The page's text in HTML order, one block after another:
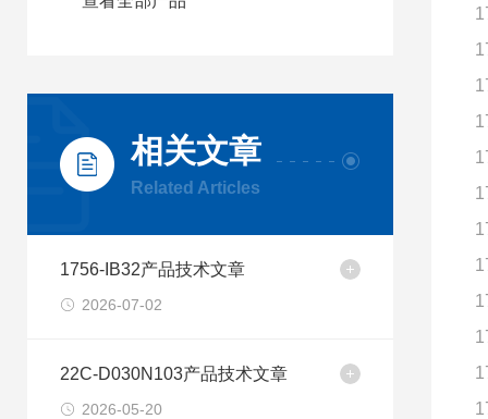
相关文章
Related Articles
1756-IB32产品技术文章
2026-07-02
22C-D030N103产品技术文章
2026-05-20